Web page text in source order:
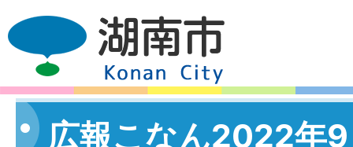
広報こなん2022年